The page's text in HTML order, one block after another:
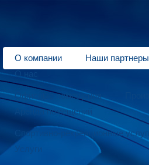
О компании Наши партнеры
О нас
Офисные помещения
Аренда помещений
Спортивно-рекреационные услуги
Услуги